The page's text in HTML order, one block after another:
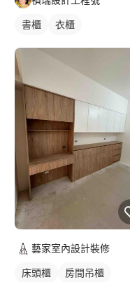
書櫃 衣櫃
藝家室內設計裝修
床頭櫃 房間吊櫃